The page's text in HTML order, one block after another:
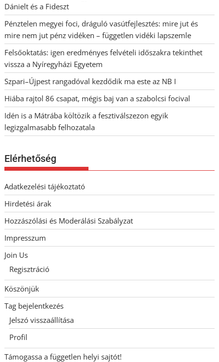
Dánielt és a Fideszt
Pénztelen megyei foci, dráguló vasútfejlesztés: mire jut és
mire nem jut pénz vidéken – független vidéki lapszemle
Felsőoktatás: igen eredményes felvételi időszakra tekinthet
vissza a Nyíregyházi Egyetem
Szpari–Újpest rangadóval kezdődik ma este az NB I
Hiába rajtol 86 csapat, mégis baj van a szabolcsi focival
Idén is a Mátrába költözik a fesztiválszezon egyik
legizgalmasabb felhozatala
Elérhetőség
Adatkezelési tájékoztató
Hirdetési árak
Hozzászólási és Moderálási Szabályzat
Impresszum
Join Us
Regisztráció
Köszönjük
Tag bejelentkezés
Jelszó visszaállítása
Profil
Támogassa a független helyi sajtót!